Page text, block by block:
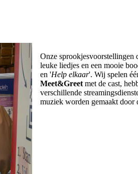
Onze sprookjesvoorstellingen
leuke liedjes en een mooie
en 'Help elkaar'. Wij spelen
Meet&Greet met de cast,
verschillende
muziek worden gemaakt door